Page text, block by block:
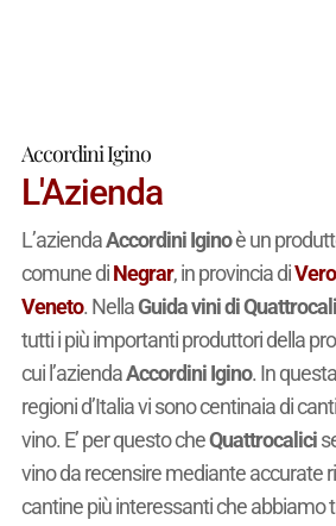
Accordini Igino
L'Azienda
L’aziendaAccordini Iginoè un
comune diNegrar, in provincia di
Veneto. NellaGuida vini di
tutti i più importanti produttori della
cui l’aziendaAccordini Igino. In
regioni d’Italia vi sono centinaia di
vino. E’ per questo cheQuattrocalici
vino da recensire mediante accurate
cantine più interessanti che abbiamo